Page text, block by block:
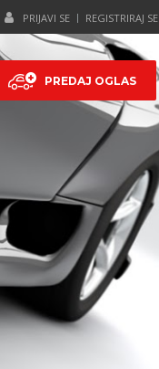
PRIJAVI SE REGISTRIRAJ SE
PREDAJ OGLAS